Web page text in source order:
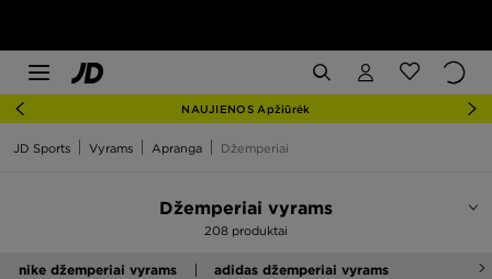
NAUJIENOS Apžiūrėk
JD Sports Vyrams Apranga Džemperiai
Džemperiai vyrams
208 produktai
nike džemperiai vyrams adidas džemperiai vyrams